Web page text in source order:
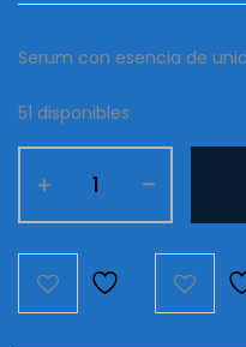
Serum con esencia de
51 disponibles
Unicorn
Essence
Blanco